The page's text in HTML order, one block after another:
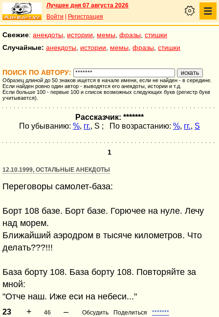
Лучшее дня 07 августа 2026
Войти
Регистрация
Свежие: анекдоты истории мемы фразы стишки
Случайные: анекдоты истории мемы фразы стишки
ПОИСК ПО АВТОРУ:
Образец длиной до 50 знаков ищется в начале имени, если не найден - в середине.
Если найден ровно один автор - выводятся его анекдоты, истории и т.д.
Если больше 100 - первые 100 и список возможных следующих букв (регистр букв
учитывается).
Рассказчик: *******
По убыванию: %, гг., S ; По возрастанию: %, гг., S
1
12.10.1999, ОСТАЛЬНЫЕ АНЕКДОТЫ
Переговоры самолет-база:
Борт 108 базе. Борт базе. Горючее на нуле. Лечу
над морем.
Ближайший аэродром в тысяче километров. Что
делать???!!!
База борту 108. База борту 108. Повторяйте за
мной:
"Отче наш. Иже еси на небеси..."
23 + 46 – Обсудить Поделиться *******